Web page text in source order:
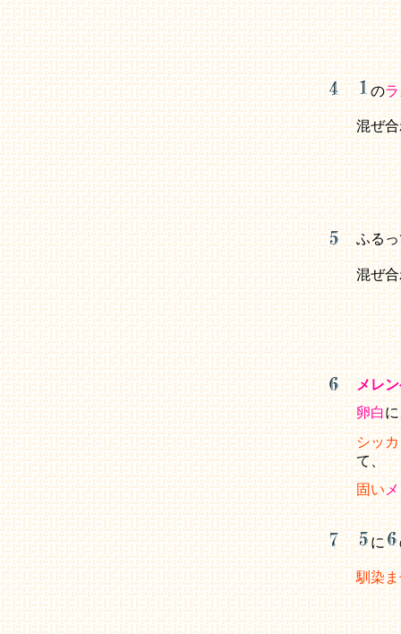
の
混ぜ
ふる
混ぜ
メレ
卵白
シッ
て、
固い
に
馴染